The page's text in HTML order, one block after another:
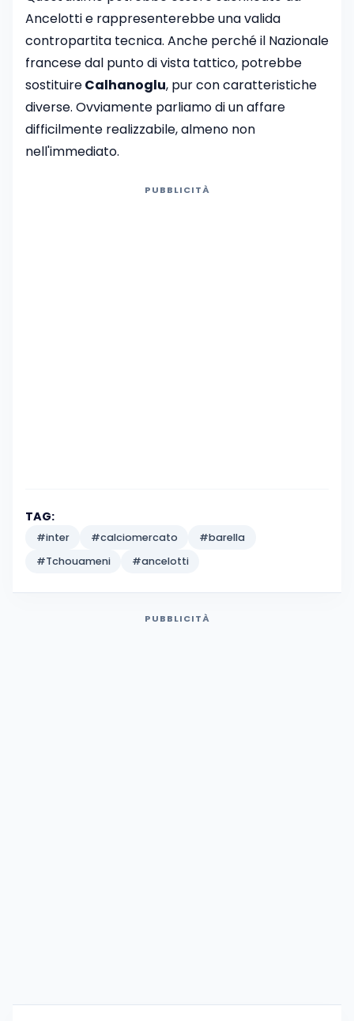
Ancelotti e rappresenterebbe una valida
contropartita tecnica. Anche perché il Nazionale
francese dal punto di vista tattico, potrebbe
sostituireCalhanoglu, pur con caratteristiche
diverse. Ovviamente parliamo di un affare
difficilmente realizzabile, almeno non
nell'immediato.
PUBBLICITÀ
TAG:
#inter #calciomercato
#barella
#Tchouameni
#ancelotti
PUBBLICITÀ